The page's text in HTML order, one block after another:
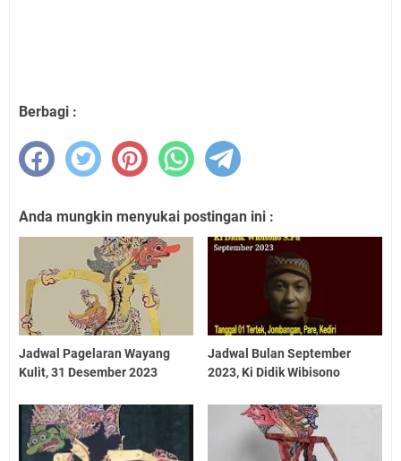
Berbagi :
Anda mungkin menyukai postingan ini :
Jadwal Pagelaran Wayang
Kulit, 31 Desember 2023
Jadwal Bulan September
2023, Ki Didik Wibisono